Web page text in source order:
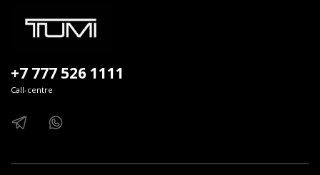
+7 777 526 1111
Call-centre